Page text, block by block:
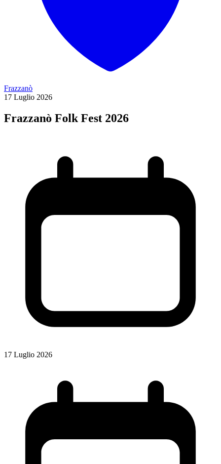
Frazzanò
17 Luglio 2026
Frazzanò Folk Fest 2026
17 Luglio 2026